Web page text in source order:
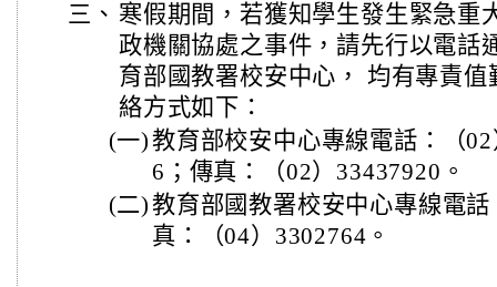
三、 寒假期間，若獲知學生發生緊急重
政機關協處之事件，請先行以電話
育部國教署校安中心， 均有專責
絡方式如下：
(一)教育部校安中心專線電話：（
6；傳真：（02）33437920。
(二)教育部國教署校安中心專線電
真：（04）3302764。